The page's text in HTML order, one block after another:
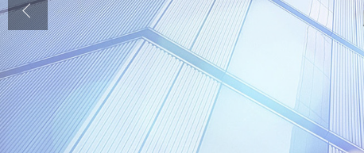
联系方式
在线留言